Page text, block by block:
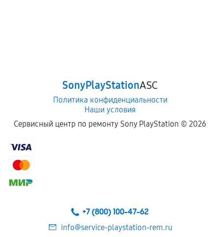
SonyPlayStationASC
Политика конфиденциальности
Наши условия
Сервисный центр по ремонту Sony PlayStation © 2026
+7 (800) 100-47-62
info@service-playstation-rem.ru